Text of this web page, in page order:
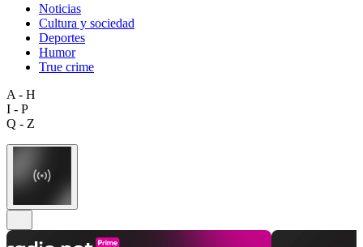
Noticias
Cultura y sociedad
Deportes
Humor
True crime
A - H
I - P
Q - Z